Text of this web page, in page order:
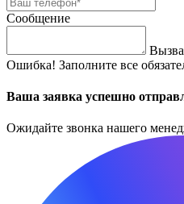
Сообщение
Ошибка! Заполните все
Ваша заявка успешно
Ожидайте звонка нашего